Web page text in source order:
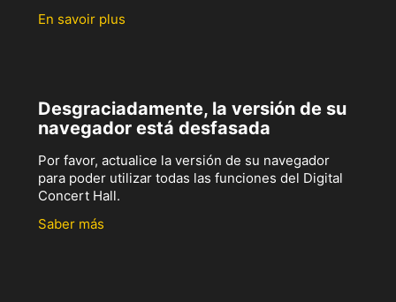
En savoir plus
Desgraciadamente, la versión de su
navegador está desfasada
Por favor, actualice la versión de su navegador
para poder utilizar todas las funciones del Digital
Concert Hall.
Saber más